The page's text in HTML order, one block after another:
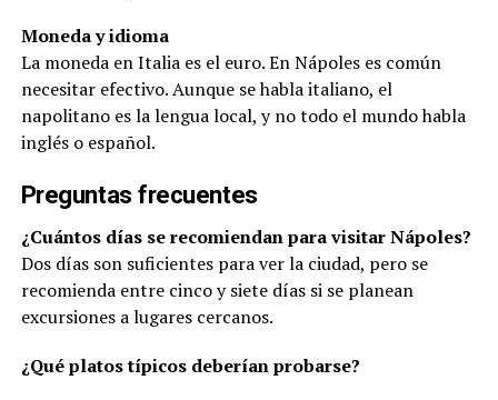
Moneda y idioma
La moneda en Italia es el euro. En Nápoles es común
necesitar efectivo. Aunque se habla italiano, el
napolitano es la lengua local, y no todo el mundo habla
inglés o español.
Preguntas frecuentes
¿Cuántos días se recomiendan para visitar Nápoles?
Dos días son suficientes para ver la ciudad, pero se
recomienda entre cinco y siete días si se planean
excursiones a lugares cercanos.
¿Qué platos típicos deberían probarse?